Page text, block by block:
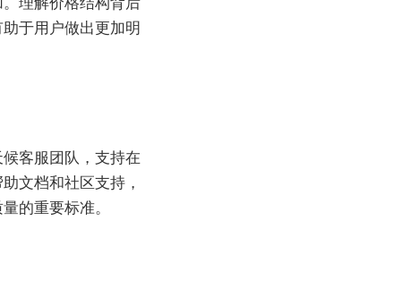
于用户做出更加明
客服团队，支持在
文档和社区支持，
的重要标准。